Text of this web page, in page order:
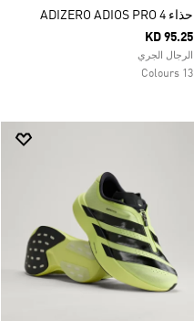
حذاء ADIZERO ADIOS PRO 4
KD 95.25
الرجال الجري
13 Colours